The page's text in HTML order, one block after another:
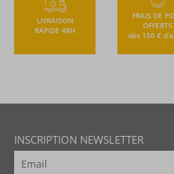
LIVRAISON
RAPIDE 48H
FRAIS DE
OFFERTS
dès 150 €
INSCRIPTION NEWSLETTER